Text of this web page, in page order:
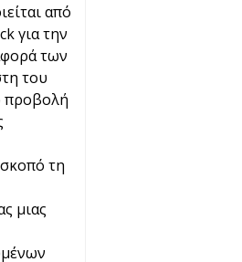
από
για την
των
του
προβολή
τη
μιας